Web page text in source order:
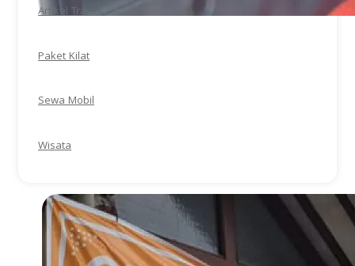
Artikel Travel
Paket Kilat
Sewa Mobil
Wisata